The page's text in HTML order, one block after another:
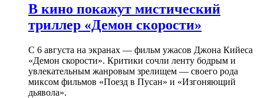
В кино покажут мистический
триллер «Демон скорости»
С 6 августа на экранах — фильм ужасов Джона Кийеса
«Демон скорости». Критики сочли ленту бодрым и
увлекательным жанровым зрелищeм — своего рода
миксом фильмов «Поезд в Пусан» и «Изгоняющий
дьявола».